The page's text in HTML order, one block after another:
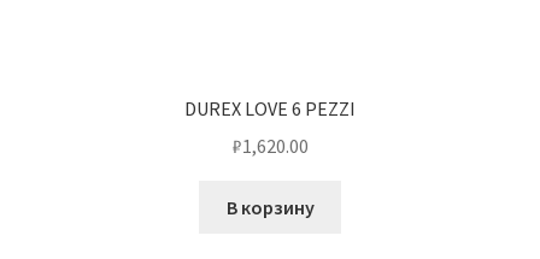
DUREX LOVE 6 PEZZI
₽1,620.00
В корзину